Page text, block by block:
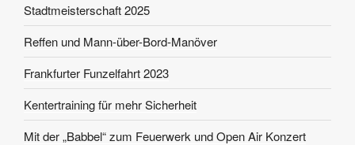
Stadtmeisterschaft 2025
Reffen und Mann-über-Bord-Manöver
Frankfurter Funzelfahrt 2023
Kentertraining für mehr Sicherheit
Mit der „Babbel“ zum Feuerwerk und Open Air Konzert